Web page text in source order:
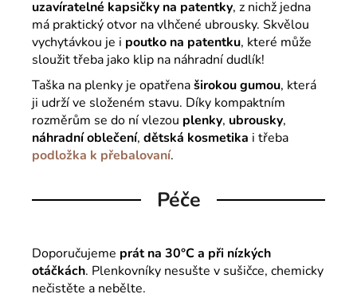
uzavíratelné kapsičky na patentky, z nichž jedna
má praktický otvor na vlhčené ubrousky. Skvělou
vychytávkou je i poutko na patentku, které může
sloužit třeba jako klip na náhradní dudlík!
Taška na plenky je opatřenaširokou gumou, která
ji udrží ve složeném stavu. Díky kompaktním
rozměrům se do ní vlezou plenky, ubrousky,
náhradní oblečení, dětská kosmetika i třeba
podložka k přebalovaní.
Péče
Doporučujeme prát na 30°C a při nízkých
otáčkách. Plenkovníky nesušte v sušičce, chemicky
nečistěte a nebělte.